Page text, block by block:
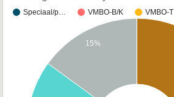
Speciaal/p… VMBO-B/K VMBO-T
15%